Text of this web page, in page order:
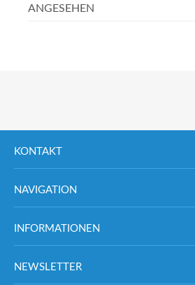
ANGESEHEN
KONTAKT
NAVIGATION
INFORMATIONEN
NEWSLETTER